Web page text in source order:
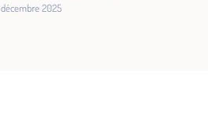
décembre 2025